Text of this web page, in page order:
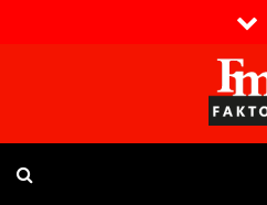
Faktor magazin
Uvijek presudan